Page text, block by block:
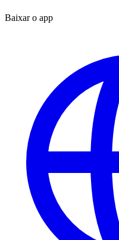
Baixar o app